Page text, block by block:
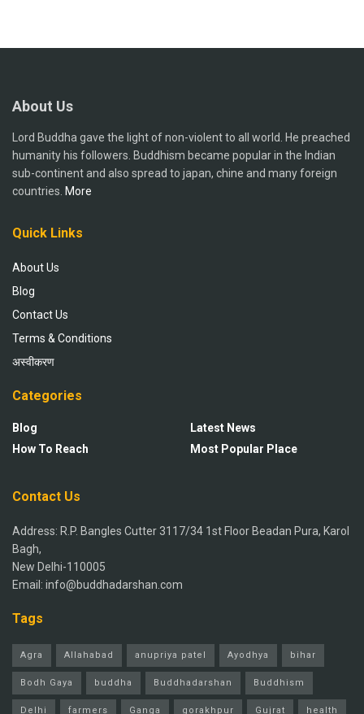
About Us
Lord Buddha gave the light of non-violent to all world. He preached
humanity his followers. Buddhism became popular in the Indian
sub-continent and also spread to japan, chine and many foreign
countries. More
Quick Links
About Us
Blog
Contact Us
Terms & Conditions
अस्वीकरण
Categories
Blog
How To Reach
Latest News
Most Popular Place
Contact Us
Address: R.P. Bangles Cutter 3117/34 1st Floor Beadan Pura, Karol
Bagh,
New Delhi-110005
Email: info@buddhadarshan.com
Tags
Agra Allahabad anupriya patel Ayodhya bihar
Bodh Gaya buddha Buddhadarshan Buddhism
Delhi farmers Ganga gorakhpur Gujrat health